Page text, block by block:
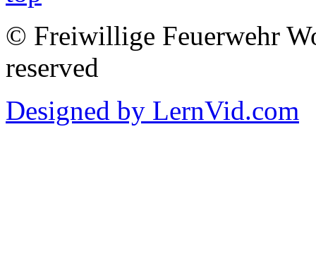
© Freiwillige Feuerwehr
reserved
Designed by LernVid.com